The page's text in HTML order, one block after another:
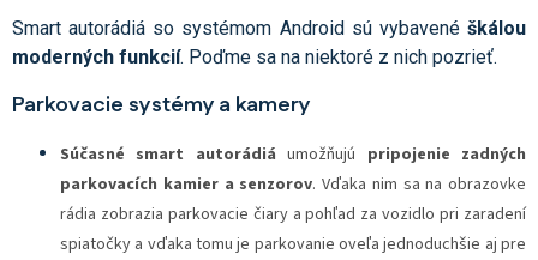
Smart autorádiá so systémom Android sú vybavené škálou
moderných funkcií. Poďme sa na niektoré z nich pozrieť.
Parkovacie systémy a kamery
Súčasné smart autorádiá umožňujú pripojenie zadných
parkovacích kamier a senzorov. Vďaka nim sa na obrazovke
rádia zobrazia parkovacie čiary a pohľad za vozidlo pri zaradení
spiatočky a vďaka tomu je parkovanie oveľa jednoduchšie aj pre